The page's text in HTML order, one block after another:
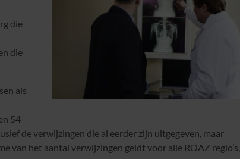
die
die
als
54
de verwijzingen die al eerder zijn uitgegeven, maar
van het aantal verwijzingen geldt voor alle ROAZ regio’s,